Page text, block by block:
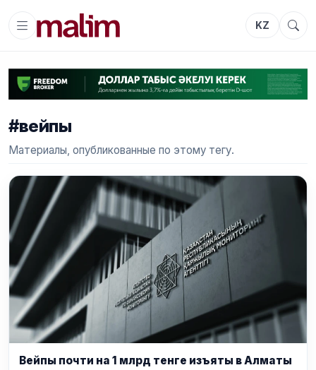
KZ
#вейпы
Материалы, опубликованные по этому тегу.
Вейпы почти на 1 млрд тенге изъяты в Алматы